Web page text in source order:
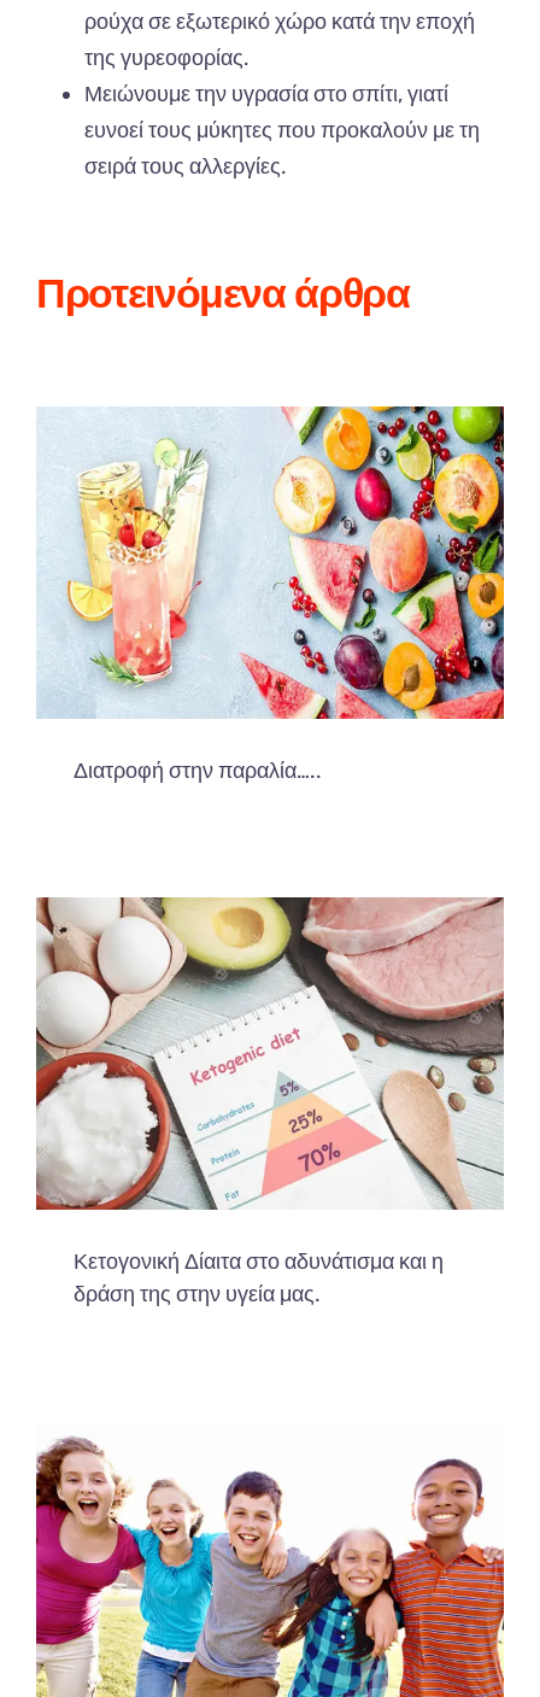
ρούχα σε εξωτερικό χώρο κατά την εποχή
της γυρεοφορίας.
Μειώνουμε την υγρασία στο σπίτι, γιατί
ευνοεί τους μύκητες που προκαλούν με τη
σειρά τους αλλεργίες.
Προτεινόμενα άρθρα
Διατροφή στην παραλία…..
Κετογονική Δίαιτα στο αδυνάτισμα και η
δράση της στην υγεία μας.